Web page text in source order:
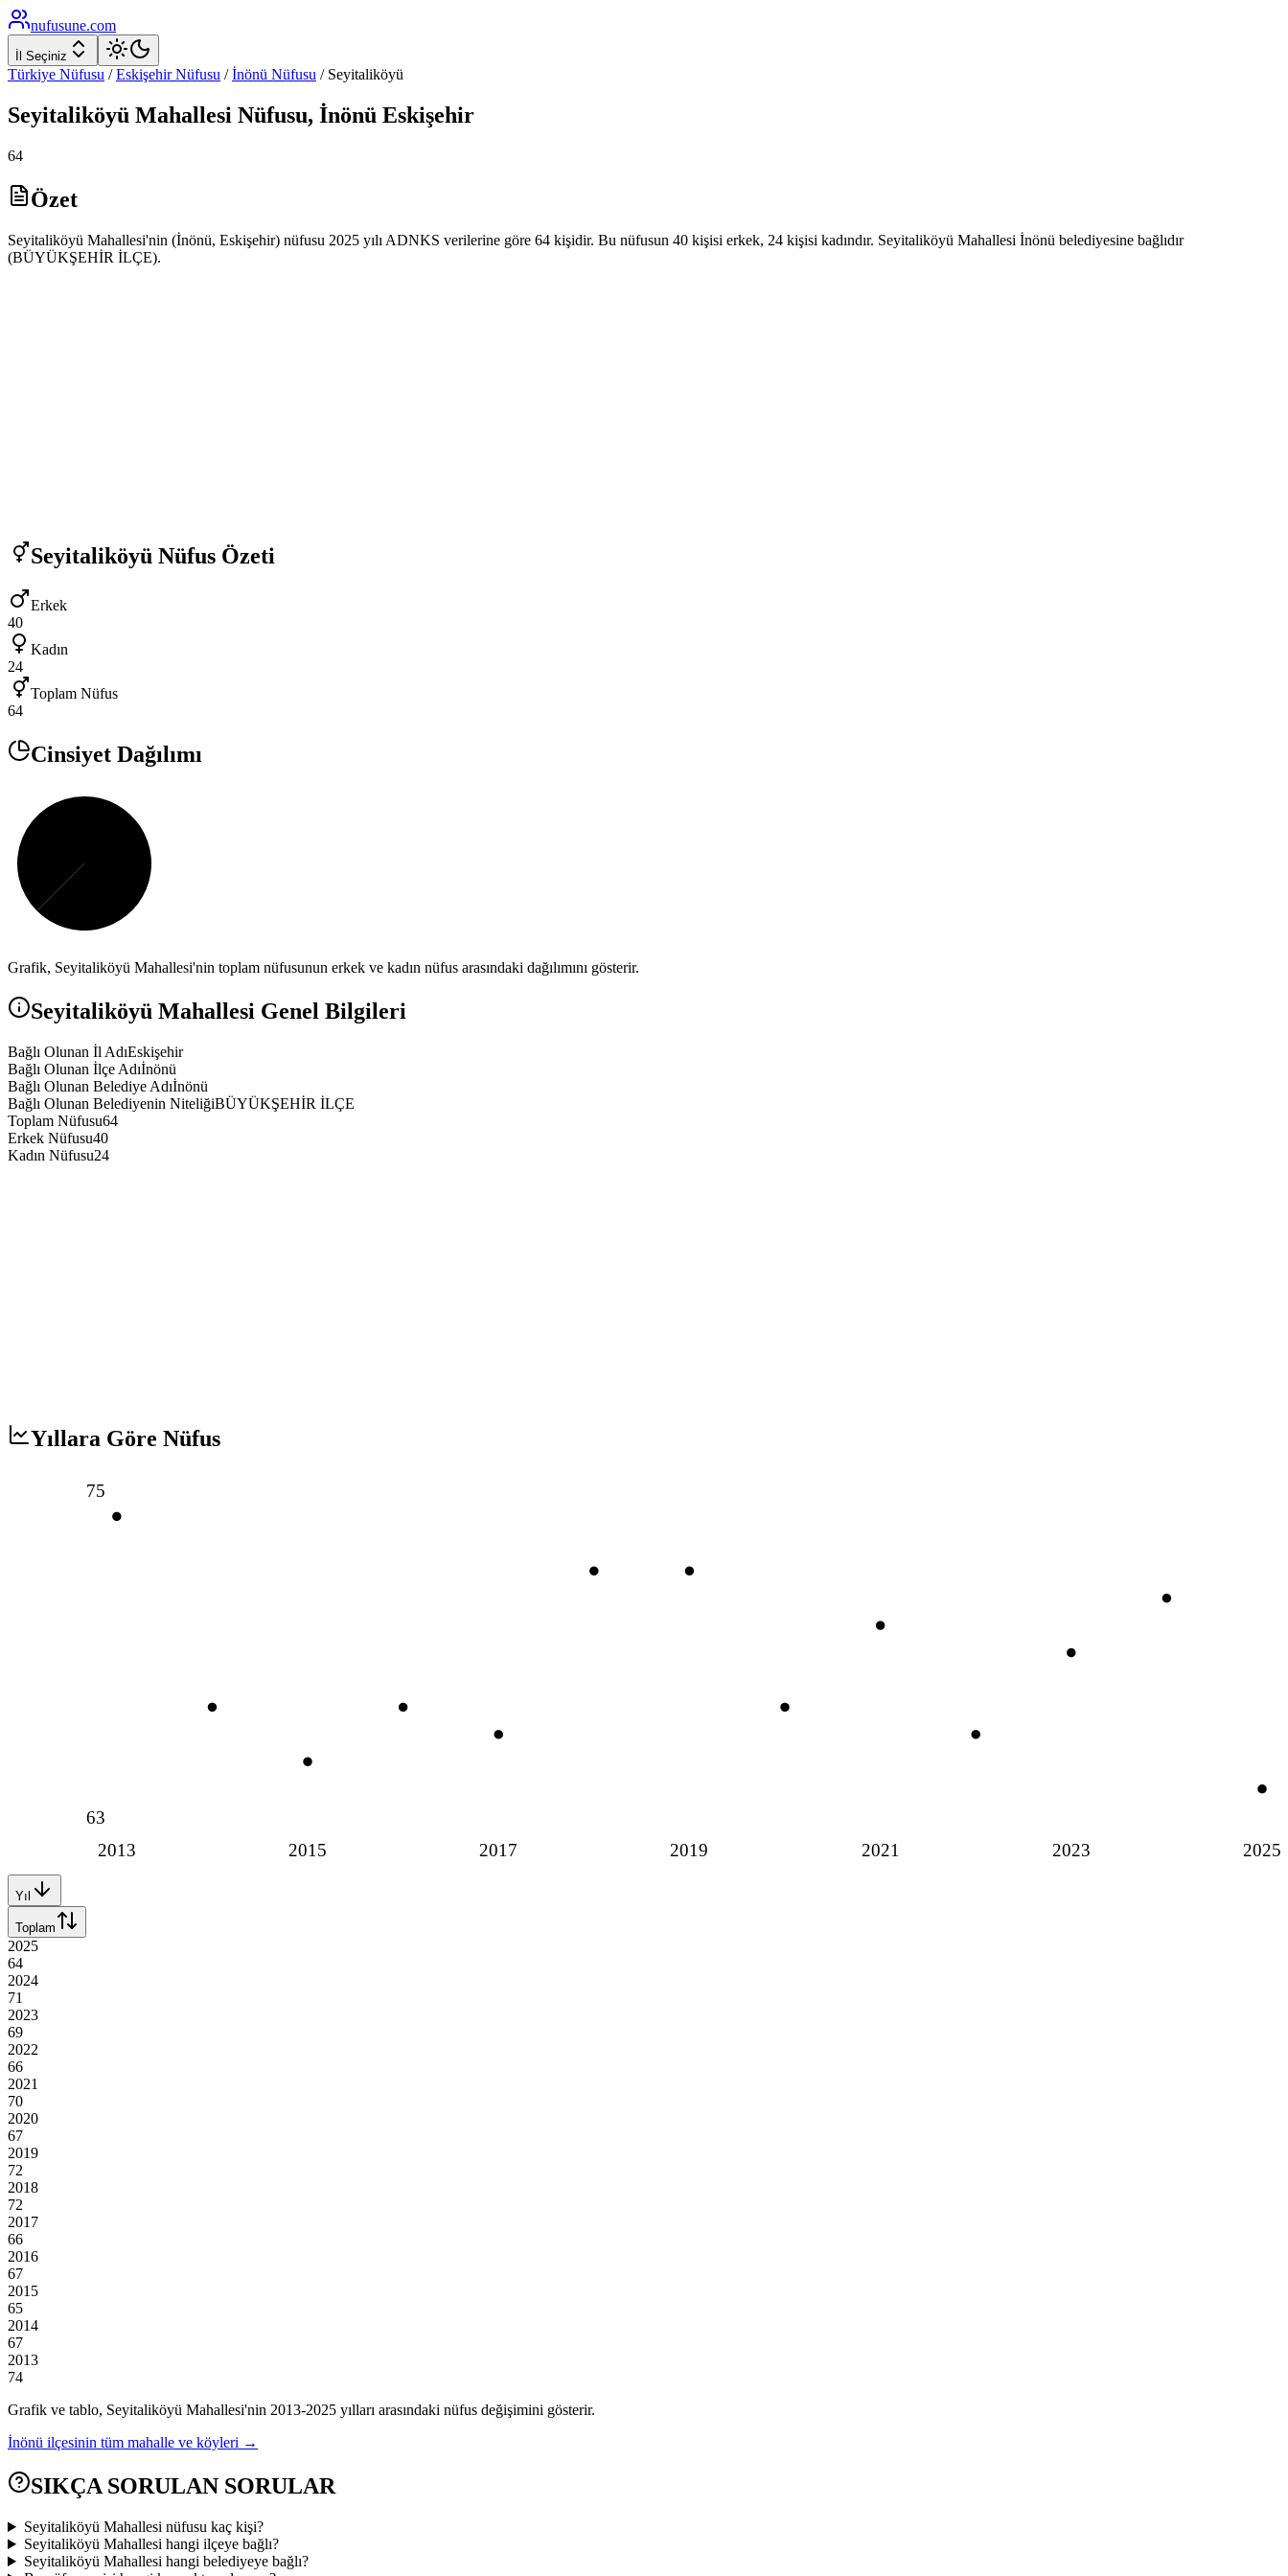
nufusune.com
İl Seçiniz
Türkiye Nüfusu / EskişehirNüfusu / İnönü Nüfusu / Seyitaliköyü
Seyitaliköyü Mahallesi Nüfusu, İnönü Eskişehir
64
Özet
Seyitaliköyü Mahallesi'nin (İnönü, Eskişehir) nüfusu 2025 yılı ADNKS verilerine göre 64 kişidir. Bu nüfusun 40 kişisi erkek, 24 kişisi kadındır. Seyitaliköyü Mahallesi İnönü belediyesine bağlıdır
(BÜYÜKŞEHİR İLÇE).
Seyitaliköyü Nüfus Özeti
Erkek
40
Kadın
24
Toplam Nüfus
64
Cinsiyet Dağılımı
Grafik, Seyitaliköyü Mahallesi'nin toplam nüfusunun erkek ve kadın nüfus arasındaki dağılımını gösterir.
Seyitaliköyü Mahallesi Genel Bilgileri
Bağlı Olunan İl AdıEskişehir
Bağlı Olunan İlçe Adıİnönü
Bağlı Olunan Belediye Adıİnönü
Bağlı Olunan Belediyenin NiteliğiBÜYÜKŞEHİR İLÇE
Toplam Nüfusu64
Erkek Nüfusu40
Kadın Nüfusu24
Yıllara Göre Nüfus
2013 2015 2017 2019 2021 2023 2025
75
63
Yıl
Toplam
2025
64
2024
71
2023
69
2022
66
2021
70
2020
67
2019
72
2018
72
2017
66
2016
67
2015
65
2014
67
2013
74
Grafik ve tablo, Seyitaliköyü Mahallesi'nin 2013-2025 yılları arasındaki nüfus değişimini gösterir.
İnönü ilçesinin tüm mahalle ve köyleri →
SIKÇA SORULAN SORULAR
Seyitaliköyü Mahallesi nüfusu kaç kişi?
Seyitaliköyü Mahallesi hangi ilçeye bağlı?
Seyitaliköyü Mahallesi hangi belediyeye bağlı?